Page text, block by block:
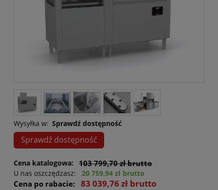
Wysyłka w: Sprawdź dostępność
Sprawdź dostępność
Cena katalogowa: 103 799,70 zł brutto
U nas oszczędzasz: 20 759,94 zł brutto
Cena po rabacie: 83 039,76 zł brutto